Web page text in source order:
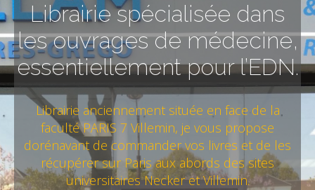
Librairie spécialisée dans
les ouvrages de médecine,
essentiellement pour l’EDN.
Librairie anciennement située en face de la
faculté PARIS 7 Villemin, je vous propose
dorénavant de commander vos livres et de les
récupérer sur Paris aux abords des sites
universitaires Necker et Villemin.